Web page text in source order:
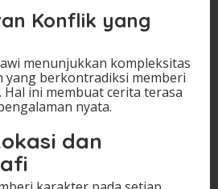
Konflik yang
menunjukkan kompleksitas
yang berkontradiksi memberi
ini membuat cerita terasa
nyata.
dan